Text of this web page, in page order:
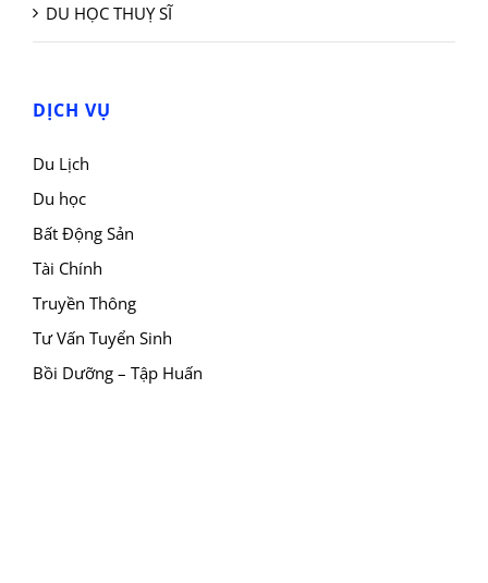
DU HỌC THUỴ SĨ
DỊCH VỤ
Du Lịch
Du học
Bất Động Sản
Tài Chính
Truyền Thông
Tư Vấn Tuyển Sinh
Bồi Dưỡng – Tập Huấn